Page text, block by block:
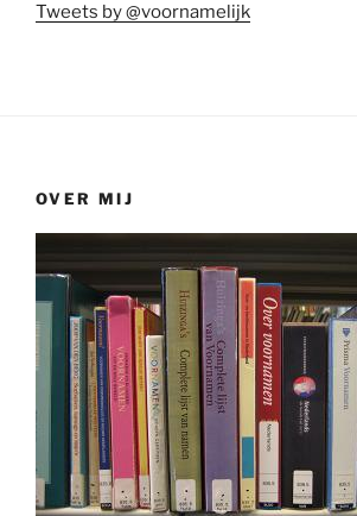
Tweets by @voornamelijk
OVER MIJ